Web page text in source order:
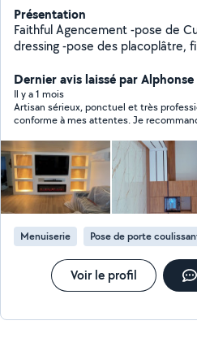
Présentation
Faithful Agencement -pose de
dressing -pose des placoplâtre,
Dernier avis laissé par
Il y a 1 mois
Artisan sérieux, ponctuel et très
conforme à mes attentes. Je
Menuiserie Pose de porte
Voir le profil